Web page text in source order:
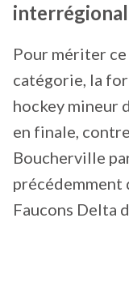
Pour mériter ce
catégorie, la
hockey mineur
en finale,
Boucherville
précédemment
Faucons Delta